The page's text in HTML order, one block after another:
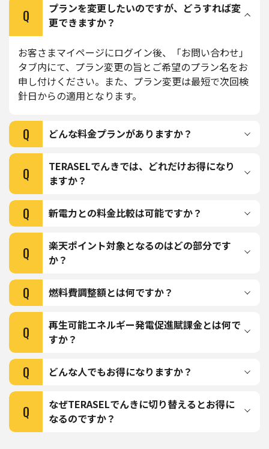
Q
プランを変更したいのですが、どうすれば変
更できますか？
お客さまマイページにログイン後、「お問い合わせ」
タブ内にて、プラン変更の旨とご希望のプラン名をお
申し付けください。また、プラン変更は最短で次回検
針日からの適用となります。
Q どんな料金プランがありますか？
Q
TERASELでんきでは、どれだけお得になり
ますか？
Q 新電力との料金比較は可能ですか？
Q
楽天ポイント対象となるのはどの部分です
か？
Q 燃料費調整額とは何ですか？
Q
再生可能エネルギー発電促進賦課金とは何で
すか？
Q どんな⼈でもお得になりますか？
Q
なぜTERASELでんきに切り替えるとお得に
なるのですか？